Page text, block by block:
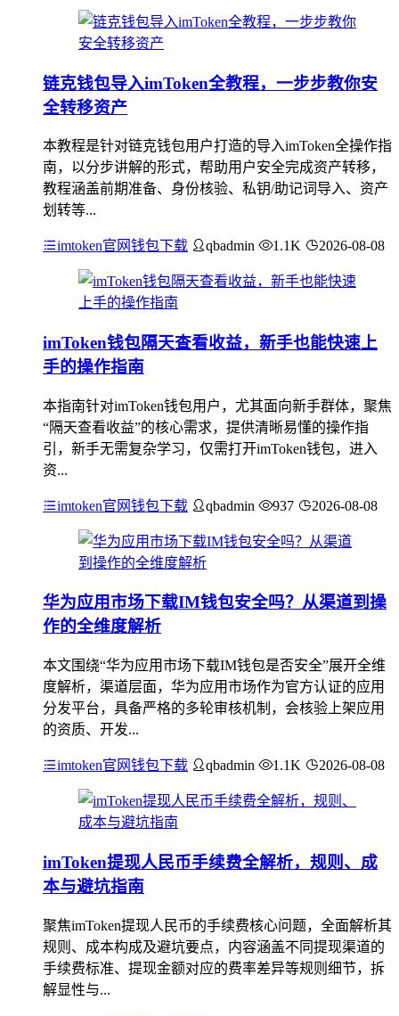
链克钱包导入imToken全教程，一步步教你安
全转移资产
本教程是针对链克钱包用户打造的导入imToken全操作指
南，以分步讲解的形式，帮助用户安全完成资产转移，
教程涵盖前期准备、身份核验、私钥/助记词导入、资产
划转等...
imtoken官网钱包下载 qbadmin 1.1K 2026-08-08
imToken钱包隔天查看收益，新手也能快速上
手的操作指南
本指南针对imToken钱包用户，尤其面向新手群体，聚焦
“隔天查看收益”的核心需求，提供清晰易懂的操作指
引，新手无需复杂学习，仅需打开imToken钱包，进入
资...
imtoken官网钱包下载 qbadmin 937 2026-08-08
华为应用市场下载IM钱包安全吗？从渠道到操
作的全维度解析
本文围绕“华为应用市场下载IM钱包是否安全”展开全维
度解析，渠道层面，华为应用市场作为官方认证的应用
分发平台，具备严格的多轮审核机制，会核验上架应用
的资质、开发...
imtoken官网钱包下载 qbadmin 1.1K 2026-08-08
imToken提现人民币手续费全解析，规则、成
本与避坑指南
聚焦imToken提现人民币的手续费核心问题，全面解析其
规则、成本构成及避坑要点，内容涵盖不同提现渠道的
手续费标准、提现金额对应的费率差异等规则细节，拆
解显性与...